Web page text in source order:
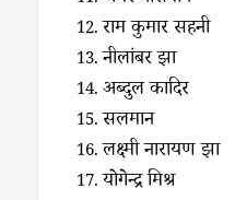
राम कुमार सहनी
नीलांबर झा
अब्दुल कादिर
सलमान
लक्ष्मी नारायण झा
योगेन्द्र मिश्र